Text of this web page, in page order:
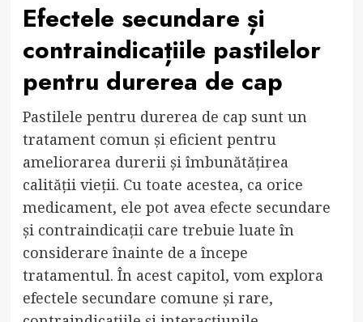
Efectele secundare și
contraindicațiile pastilelor
pentru durerea de cap
Pastilele pentru durerea de cap sunt un
tratament comun și eficient pentru
ameliorarea durerii și îmbunătățirea
calității vieții. Cu toate acestea, ca orice
medicament, ele pot avea efecte secundare
și contraindicații care trebuie luate în
considerare înainte de a începe
tratamentul. În acest capitol, vom explora
efectele secundare comune și rare,